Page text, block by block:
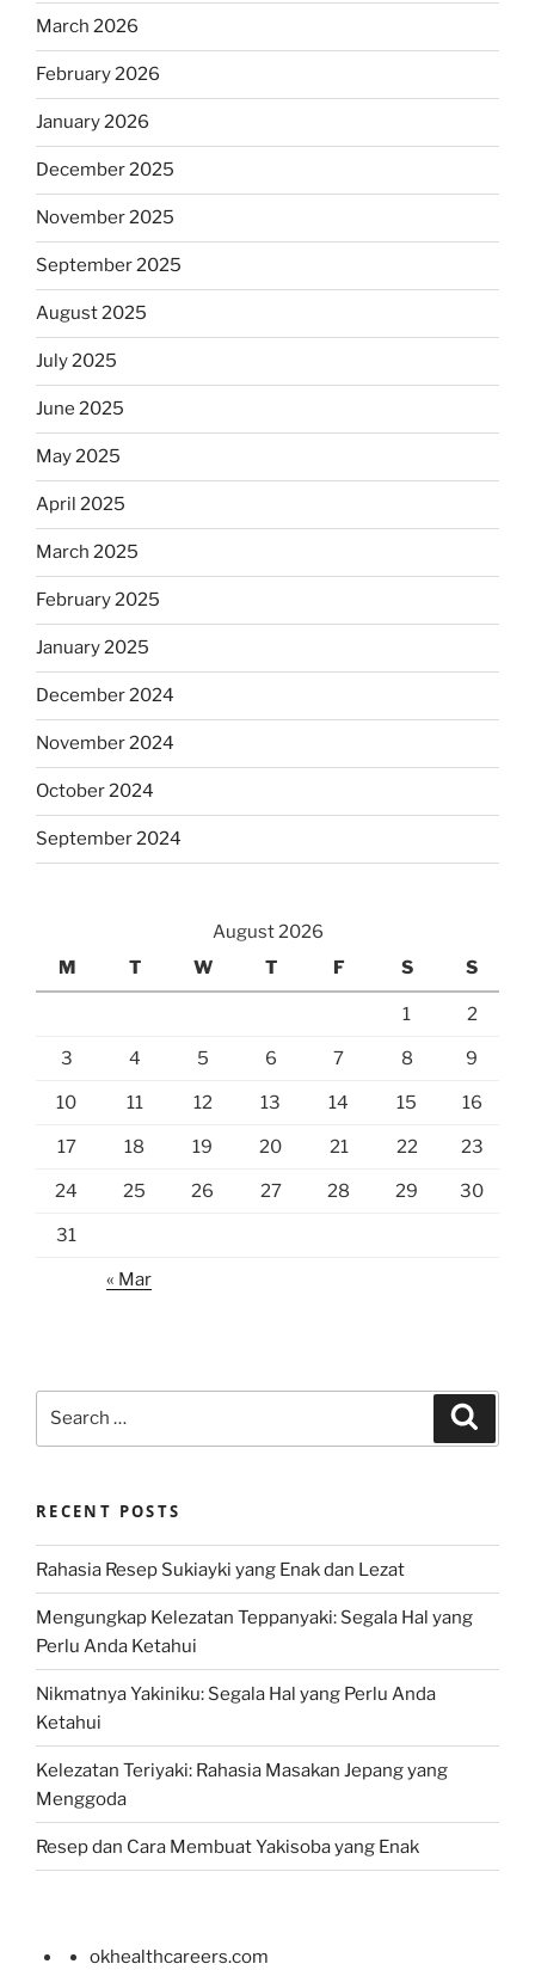
March 2026
February 2026
January 2026
December 2025
November 2025
September 2025
August 2025
July 2025
June 2025
May 2025
April 2025
March 2025
February 2025
January 2025
December 2024
November 2024
October 2024
September 2024
August 2026
M
T W T F S S
1 2
3 4 5 6 7 8 9
10 11 12 13 14 15 16
17 18 19 20 21 22 23
24 25 26 27 28 29 30
31
« Mar
RECENT POSTS
Rahasia Resep Sukiayki yang Enak dan Lezat
Mengungkap Kelezatan Teppanyaki: Segala Hal yang
Perlu Anda Ketahui
Nikmatnya Yakiniku: Segala Hal yang Perlu Anda
Ketahui
Kelezatan Teriyaki: Rahasia Masakan Jepang yang
Menggoda
Resep dan Cara Membuat Yakisoba yang Enak
okhealthcareers.com